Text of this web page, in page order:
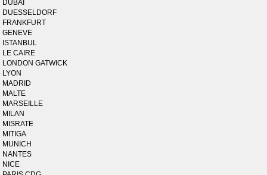
DUBAI
DUESSELDORF
FRANKFURT
GENEVE
ISTANBUL
LE CAIRE
LONDON GATWICK
LYON
MADRID
MALTE
MARSEILLE
MILAN
MISRATE
MITIGA
MUNICH
NANTES
NICE